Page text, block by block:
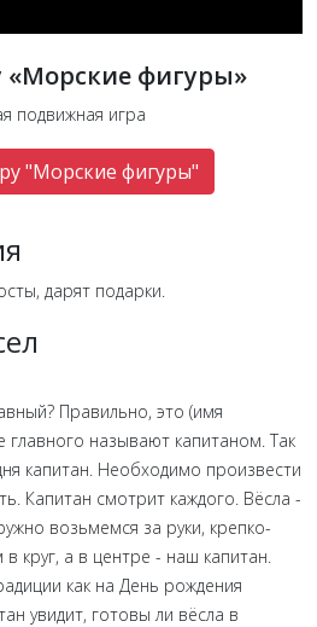
«Морские фигуры»
подвижная игра
"Морские фигуры"
дарят подарки.
Правильно, это (имя
главного называют капитаном. Так
капитан. Необходимо произвести
Капитан смотрит каждого. Вёсла -
возьмемся за руки, крепко-
круг, а в центре - наш капитан.
как на День рождения
увидит, готовы ли вёсла в